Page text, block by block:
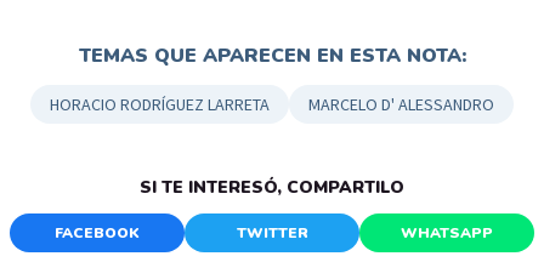
TEMAS QUE APARECEN EN ESTA NOTA:
HORACIO RODRÍGUEZ LARRETA MARCELO D' ALESSANDRO
SI TE INTERESÓ, COMPARTILO
FACEBOOK TWITTER WHATSAPP